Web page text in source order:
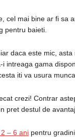
cel mai bine ar fi sa
pentru baieti.
daca este mic,
intreaga gama
iti va usura
crezi! Contrar
pret destul de
– 6 anipentru